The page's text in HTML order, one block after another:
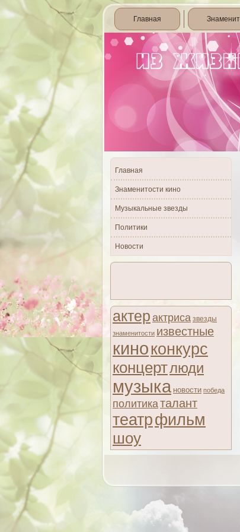
Главная
Главная
Знаменитости кино
Музыкальные звезды
Политики
Новости
актер актриса звезды
знаменитости известные
киноконкурс
концертлюди
музыка новости победа
политикаталант
театрфильм
шоу